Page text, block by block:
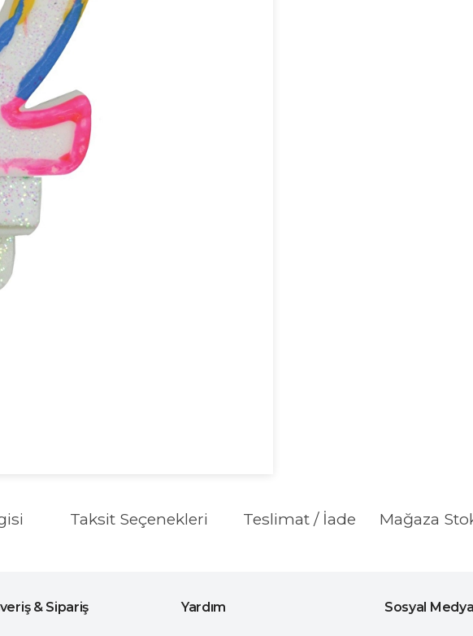
Taksit Seçenekleri Teslimat / İade Mağaza
& Sipariş Yardım Sosyal Medya